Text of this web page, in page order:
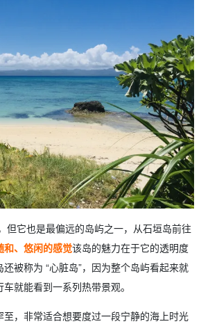
但它也是最偏远的岛屿之一，从石垣岛前往
和、悠闲的感觉该岛的魅力在于它的透明度
被称为 “心脏岛”，因为整个岛屿看起来就
就能看到一系列热带景观。
，非常适合想要度过一段宁静的海上时光